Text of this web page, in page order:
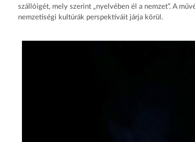
szállóigét, mely szerint „nyelvében él a nemzet”. A
nemzetiségi kultúrák perspektíváit járja körül.